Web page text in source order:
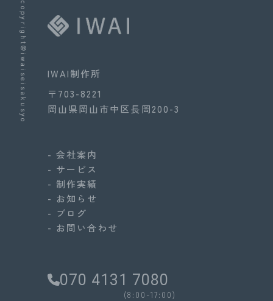
copyright@iwaiseisakusyo
IWAI制作所
〒703-8221
岡山県岡山市中区長岡200-3
- 会社案内
- サービス
- 制作実績
- お知らせ
- ブログ
- お問い合わせ
070 4131 7080
(8:00-17:00)